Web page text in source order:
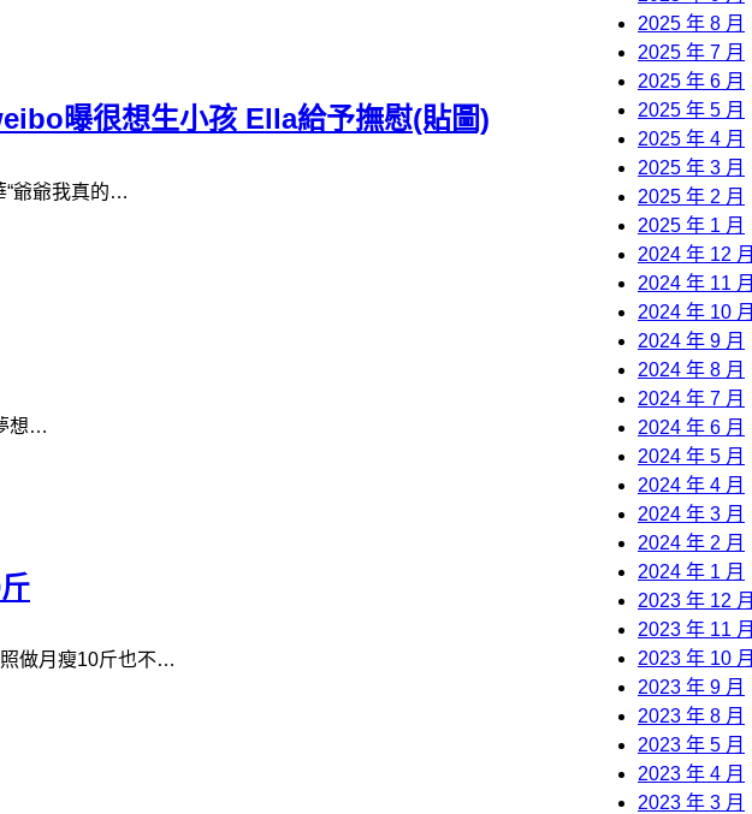
曝很想生小孩 Ella給予撫慰(貼圖)
“爺爺我真的…
想…
做月瘦10斤也不…
2025 年 8 月
2025 年 7 月
2025 年 6 月
2025 年 5 月
2025 年 4 月
2025 年 3 月
2025 年 2 月
2025 年 1 月
2024 年 12 月
2024 年 11 月
2024 年 10 月
2024 年 9 月
2024 年 8 月
2024 年 7 月
2024 年 6 月
2024 年 5 月
2024 年 4 月
2024 年 3 月
2024 年 2 月
2024 年 1 月
2023 年 12 月
2023 年 11 月
2023 年 10 月
2023 年 9 月
2023 年 8 月
2023 年 5 月
2023 年 4 月
2023 年 3 月